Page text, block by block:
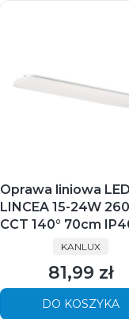
Oprawa liniowa LED
LINCEA 15-24W
CCT 140° 70cm
PRODUCENT
KANLUX
Cena
81,99 zł
DO KOSZYKA